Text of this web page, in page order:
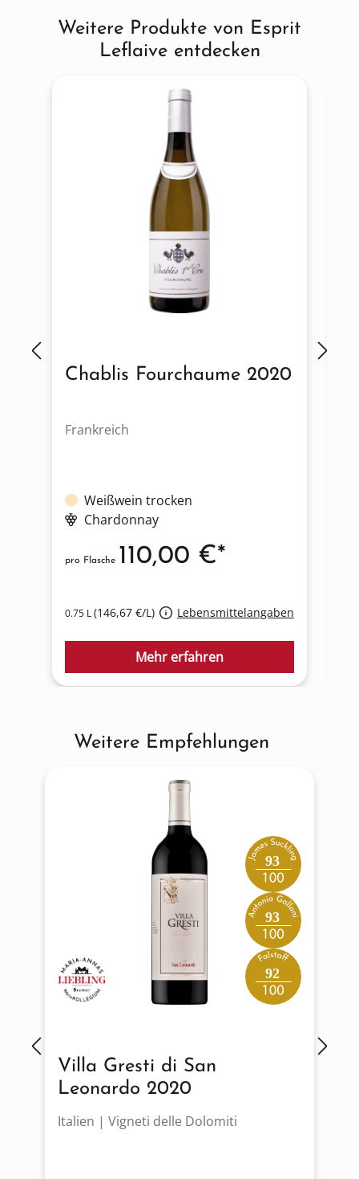
Produktgalerie überspringen
Weitere Produkte von Esprit
Leflaive entdecken
Chablis Fourchaume 2020
Frankreich
Weißwein trocken
Chardonnay
0.75 L(146,67 €/L) Lebensmittelangaben
pro Flasche 110,00 €*
Mehr erfahren
Produktgalerie überspringen
Weitere Empfehlungen
93
93
92
Villa Gresti di San
Leonardo 2020
Italien | Vigneti delle Dolomiti